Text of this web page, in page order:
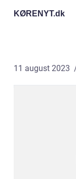
KØRENYT.dk
11 august 2023